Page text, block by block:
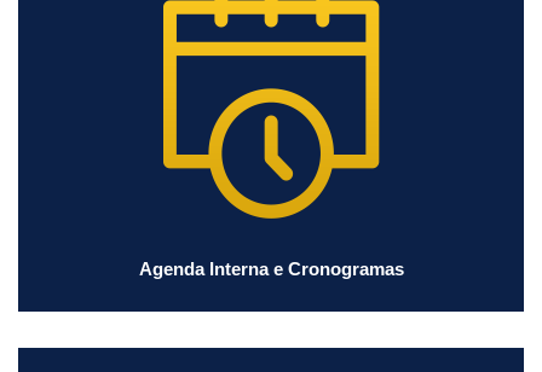
Agenda Interna e Cronogramas